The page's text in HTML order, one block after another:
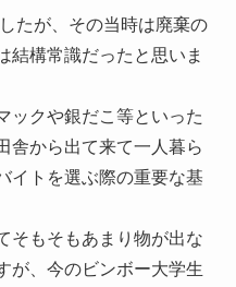
たが、その当時は廃棄の
結構常識だったと思いま
ックや銀だこ等といった
舎から出て来て一人暮ら
イトを選ぶ際の重要な基
そもそもあまり物が出な
が、今のビンボー大学生